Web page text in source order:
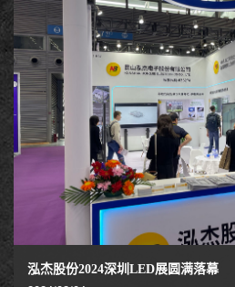
生产和销售人体工学视听周边设备及提供
NB已深耕行业20年，销售业务遍
泓杰股份2024深圳LED展圆满落幕